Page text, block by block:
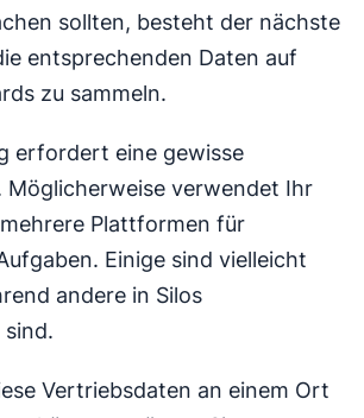
sollten, besteht der nächste
entsprechenden Daten auf
zu sammeln.
erfordert eine gewisse
Möglicherweise verwendet Ihr
Plattformen für
Einige sind vielleicht
andere in Silos
Vertriebsdaten an einem Ort